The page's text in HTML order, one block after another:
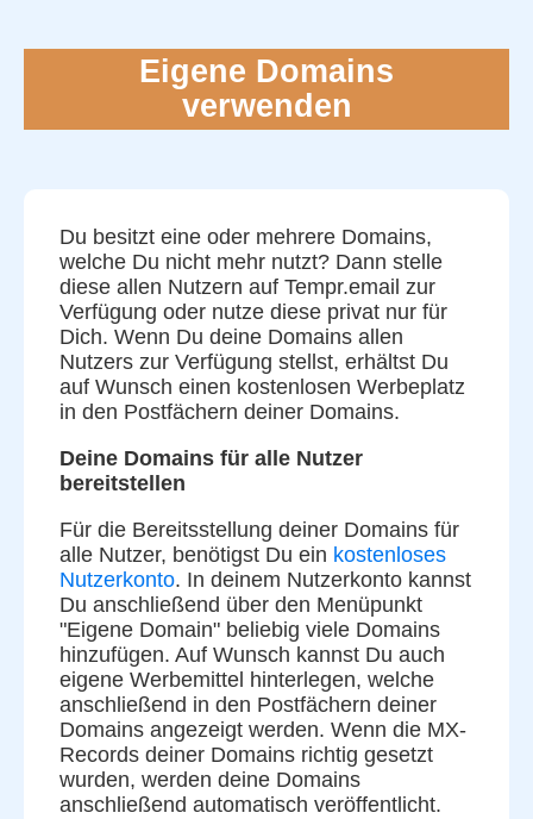
Eigene Domains
verwenden
Du besitzt eine oder mehrere Domains,
welche Du nicht mehr nutzt? Dann stelle
diese allen Nutzern auf Tempr.email zur
Verfügung oder nutze diese privat nur für
Dich. Wenn Du deine Domains allen
Nutzers zur Verfügung stellst, erhältst Du
auf Wunsch einen kostenlosen Werbeplatz
in den Postfächern deiner Domains.
Deine Domains für alle Nutzer
bereitstellen
Für die Bereitsstellung deiner Domains für
alle Nutzer, benötigst Du ein kostenloses
Nutzerkonto. In deinem Nutzerkonto kannst
Du anschließend über den Menüpunkt
"Eigene Domain" beliebig viele Domains
hinzufügen. Auf Wunsch kannst Du auch
eigene Werbemittel hinterlegen, welche
anschließend in den Postfächern deiner
Domains angezeigt werden. Wenn die MX-
Records deiner Domains richtig gesetzt
wurden, werden deine Domains
anschließend automatisch veröffentlicht.